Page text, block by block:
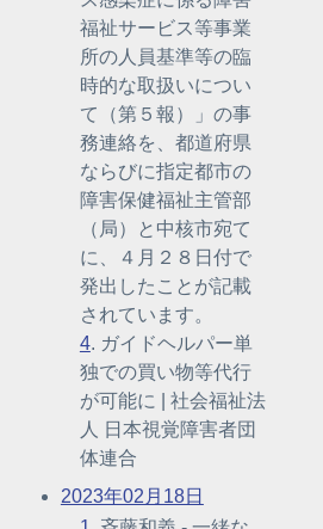
福祉サービス等事業
所の人員基準等の臨
時的な取扱いについ
て（第５報）」の事
務連絡を、都道府県
ならびに指定都市の
障害保健福祉主管部
（局）と中核市宛て
に、４月２８日付で
発出したことが記載
されています。
4. ガイドヘルパー単
独での買い物等代行
が可能に | 社会福祉法
人 日本視覚障害者団
体連合
2023年02月18日